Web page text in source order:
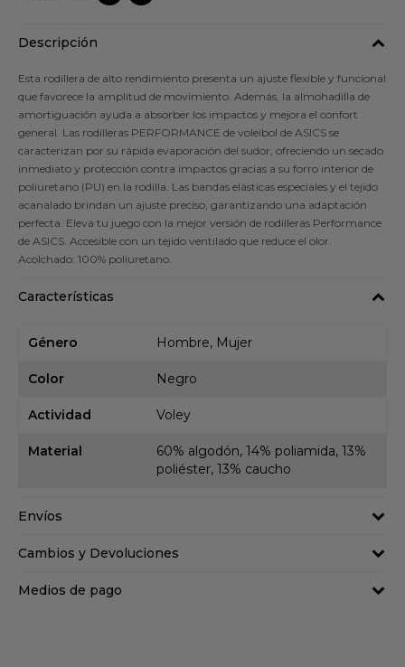
Envíos
Cambios y Devoluciones
Medios de pago
Descripción
Esta rodillera de alto rendimiento presenta un ajuste flexible y funcional
que favorece la amplitud de movimiento. Además, la almohadilla de
amortiguación ayuda a absorber los impactos y mejora el confort
general. Las rodilleras PERFORMANCE de voleibol de ASICS se
caracterizan por su rápida evaporación del sudor, ofreciendo un secado
inmediato y protección contra impactos gracias a su forro interior de
poliuretano (PU) en la rodilla. Las bandas elásticas especiales y el tejido
acanalado brindan un ajuste preciso, garantizando una adaptación
perfecta. Eleva tu juego con la mejor versión de rodilleras Performance
de ASICS. Accesible con un tejido ventilado que reduce el olor.
Acolchado: 100% poliuretano.
Características
Género Hombre, Mujer
Color Negro
Actividad Voley
Material
60% algodón, 14% poliamida, 13%
poliéster, 13% caucho